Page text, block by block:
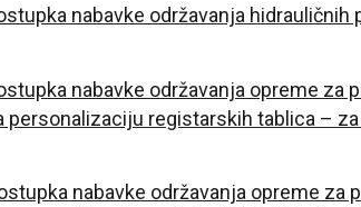
nabavke održavanja hidrauličnih
nabavke održavanja opreme
personalizaciju registarskih tablica –
nabavke održavanja opreme